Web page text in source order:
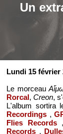
Un
Lundi 15 février
Le morceau
Rorcal,Creon,
L'album sortira
Recordings ,
Flies Records
Records ,